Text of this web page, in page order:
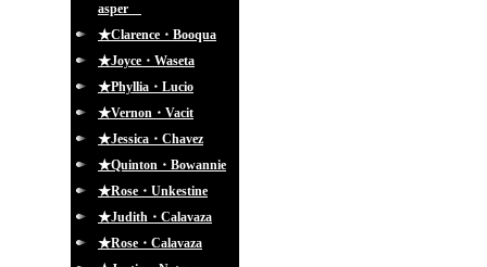
asper
★Clarence・Booqua
★Joyce・Waseta
★Phyllia・Lucio
★Vernon・Vacit
★Jessica・Chavez
★Quinton・Bowannie
★Rose・Unkestine
★Judith・Calavaza
★Rose・Calavaza